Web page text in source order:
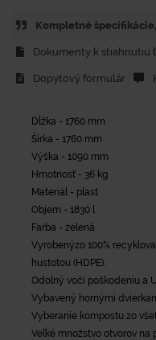
Kompletné
Dokumenty k stiahnutiu
Dopytový formulár
Dĺžka - 1760 mm
Šírka - 1760 mm
Výška - 1090 mm
Hmotnosť - 36 kg
Materiál - plast
Objem - 1830 l
Farba - zelená
Vyrobenýzo 100%
hustotou (HDPE).
Odolný voči poškodeniu a
Vybavený hornými
Vyberanie kompostu zo
Veľké množstvo otvorov na